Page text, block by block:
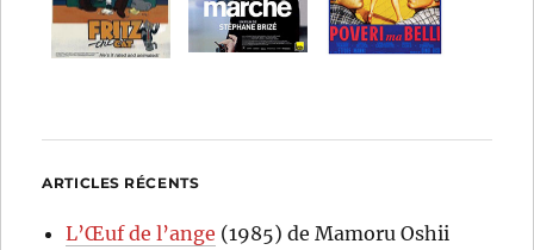
ARTICLES RÉCENTS
L’Œuf de l’ange (1985) de Mamoru Oshii